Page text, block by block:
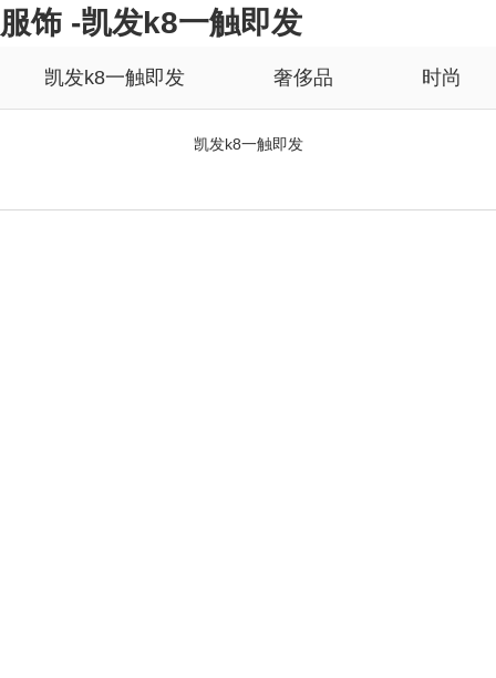
服饰 -凯发k8一触即发
凯发k8一触即发 奢侈品 时尚
凯发k8一触即发